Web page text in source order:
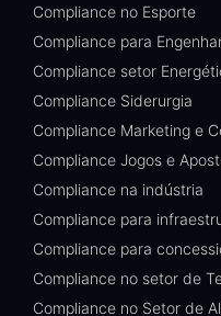
Compliance no Esporte
Compliance para
Compliance setor
Compliance Siderurgia
Compliance Marketing e
Compliance Jogos e
Compliance na indústria
Compliance para
Compliance para
Compliance no setor de
Compliance no Setor de